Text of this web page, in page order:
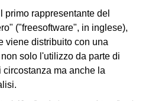
primo rappresentante del
("freesoftware", in inglese),
viene distribuito con una
solo l'utilizzo da parte di
ma anche la